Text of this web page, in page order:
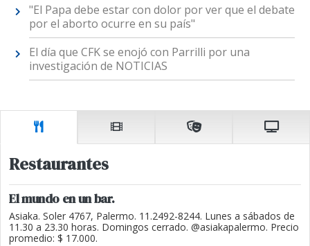
"El Papa debe estar con dolor por ver que el debate
por el aborto ocurre en su país"
El día que CFK se enojó con Parrilli por una
investigación de NOTICIAS
Restaurantes
El mundo en un bar.
Asiaka. Soler 4767, Palermo. 11.2492-8244. Lunes a sábados de
11.30 a 23.30 horas. Domingos cerrado. @asiakapalermo. Precio
promedio: $ 17.000.